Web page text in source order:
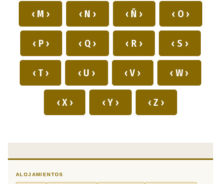
‹ M › ‹ N › ‹ Ñ › ‹ O ›
‹ P › ‹ Q › ‹ R › ‹ S ›
‹ T › ‹ U › ‹ V › ‹ W ›
‹ X › ‹ Y › ‹ Z ›